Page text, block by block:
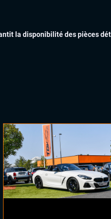
la disponibilité des pièces